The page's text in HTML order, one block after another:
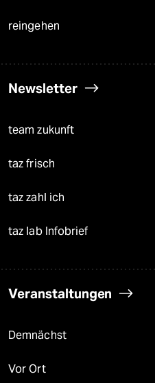
reingehen
Newsletter
team zukunft
taz frisch
taz zahl ich
taz lab Infobrief
Veranstaltungen
Demnächst
Vor Ort